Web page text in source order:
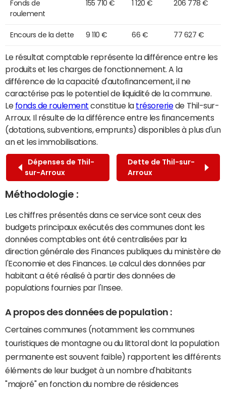
Fonds de
roulement
155 710 € 1 120 € 206 778 €
Encours de la dette 9 110 € 66 € 77 627 €
Le résultat comptable représente la différence entre les
produits et les charges de fonctionnement. A la
différence de la capacité d'autofinancement, il ne
caractérise pas le potentiel de liquidité de la commune.
Le fonds de roulement constitue la trésoreriede Thil-sur-
Arroux. Il résulte de la différence entre les financements
(dotations, subventions, emprunts) disponibles à plus d'un
an et les immobilisations.
Dépenses de Thil-
sur-Arroux
Dette de Thil-sur-
Arroux
Méthodologie :
Les chiffres présentés dans ce service sont ceux des
budgets principaux exécutés des communes dont les
données comptables ont été centralisées par la
direction générale des Finances publiques du ministère de
l'Economie et des Finances. Le calcul des données par
habitant a été réalisé à partir des données de
populations fournies par l'Insee.
A propos des données de population :
Certaines communes (notamment les communes
touristiques de montagne ou du littoral dont la population
permanente est souvent faible) rapportent les différents
éléments de leur budget à un nombre d'habitants
"majoré" en fonction du nombre de résidences